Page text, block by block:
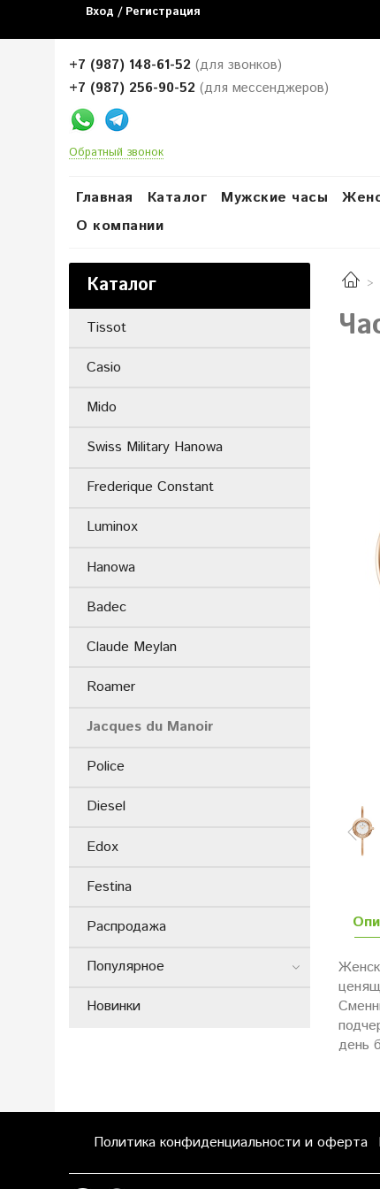
Вход / Регистрация
+7 (987) 148-61-52 (для звонков)
+7 (987) 256-90-52 (для мессенджеров)
Обратный звонок
Главная Каталог Мужские часы
О компании
день
Каталог
Tissot
Casio
Mido
Swiss Military Hanowa
Frederique Constant
Luminox
Hanowa
Badec
Claude Meylan
Roamer
Jacques du Manoir
Police
Diesel
Edox
Festina
Распродажа
Популярное
Новинки
Политика конфиденциальности и оферта